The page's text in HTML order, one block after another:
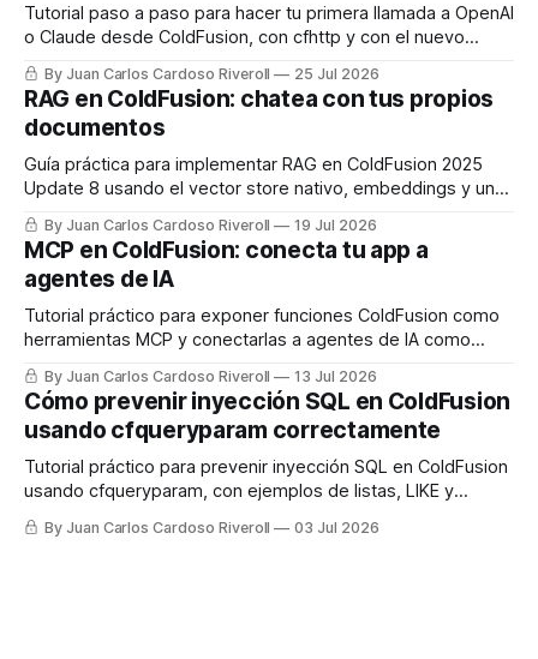
Tutorial paso a paso para hacer tu primera llamada a OpenAI
o Claude desde ColdFusion, con cfhttp y con el nuevo
framework de IA nativo de CF2025 Update 8.
By Juan Carlos Cardoso Riveroll 25 Jul 2026
RAG en ColdFusion: chatea con tus propios
documentos
Guía práctica para implementar RAG en ColdFusion 2025
Update 8 usando el vector store nativo, embeddings y un
LLM, con código real listo para usar.
By Juan Carlos Cardoso Riveroll 19 Jul 2026
MCP en ColdFusion: conecta tu app a
agentes de IA
Tutorial práctico para exponer funciones ColdFusion como
herramientas MCP y conectarlas a agentes de IA como
Claude.
By Juan Carlos Cardoso Riveroll 13 Jul 2026
Cómo prevenir inyección SQL en ColdFusion
usando cfqueryparam correctamente
Tutorial práctico para prevenir inyección SQL en ColdFusion
usando cfqueryparam, con ejemplos de listas, LIKE y
columnas dinámicas.
By Juan Carlos Cardoso Riveroll 03 Jul 2026